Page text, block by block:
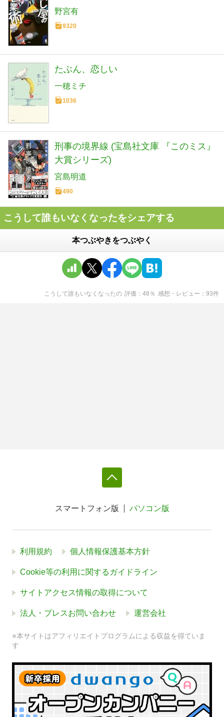
野宮有
9320
たぶん、恋しい
一穂ミチ
1036
刑事の境界線 (宝島社文庫 『このミス』
大賞シリーズ)
宮島明道
490
こうして誰もいなくなったをシェアする
本つぶやきをつぶやく
こうして誰もいなくなったの 評価 48 ％ 感想・レビュー 93件
スマートフォン版 パソコン版
利用規約 個人情報保護基本方針
Cookie等の利用に関するガイドライン
サイトアクセス情報の取得について
法人・プレスお問い合わせ 運営会社
※本サイトはアフィリエイトプログラムによる収益を得ていま
す